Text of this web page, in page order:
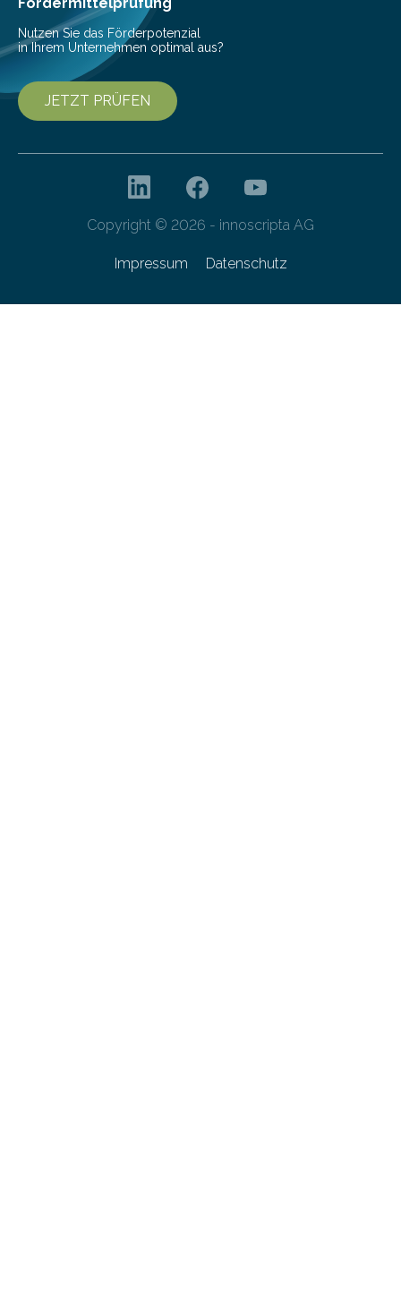
Fördermittelprüfung
Nutzen Sie das Förderpotenzial
in Ihrem Unternehmen optimal aus?
JETZT PRÜFEN
Copyright © 2026 - innoscripta AG
Impressum Datenschutz